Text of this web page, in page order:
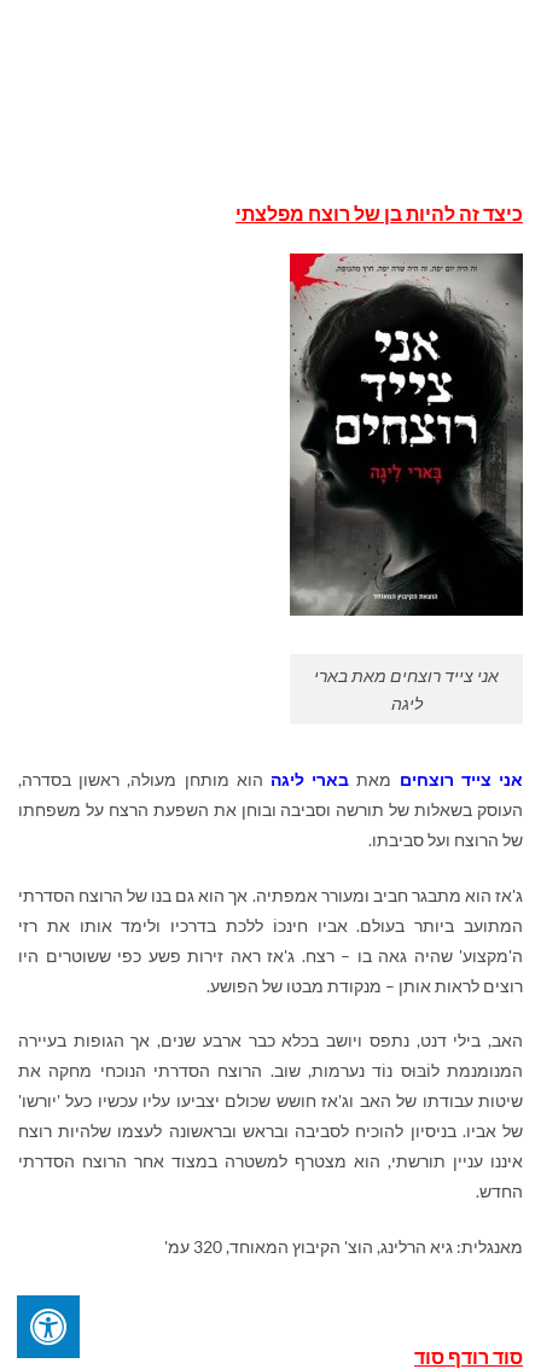
כיצד זה להיות בן של רוצח מפלצתי
אני צייד רוצחים מאת בארי
ליגה
אני צייד רוצחים מאת בארי ליגה הוא מותחן מעולה, ראשון בסדרה,
העוסק בשאלות של תורשה וסביבה ובוחן את השפעת הרצח על משפחתו
של הרוצח ועל סביבתו.
ג'אז הוא מתבגר חביב ומעורר אמפתיה. אך הוא גם בנו של הרוצח הסדרתי
המתועב ביותר בעולם. אביו חינכוֹ ללכת בדרכיו ולימד אותו את רזי
ה'מקצוע' שהיה גאה בו – רצח. ג'אז ראה זירות פשע כפי ששוטרים היו
רוצים לראות אותן – מנקודת מבטו של הפושע.
האב, בילי דנט, נתפס ויושב בכלא כבר ארבע שנים, אך הגופות בעיירה
המנומנמת לוֹבּוּס נוֹד נערמות, שוב. הרוצח הסדרתי הנוכחי מחקה את
שיטות עבודתו של האב וג'אז חושש שכולם יצביעו עליו עכשיו כעל 'יורשו'
של אביו. בניסיון להוכיח לסביבה ובראש ובראשונה לעצמו שלהיות רוצח
איננו עניין תורשתי, הוא מצטרף למשטרה במצוד אחר הרוצח הסדרתי
החדש.
מאנגלית: גיא הרלינג, הוצ' הקיבוץ המאוחד, 320 עמ'
סוד רודף סוד